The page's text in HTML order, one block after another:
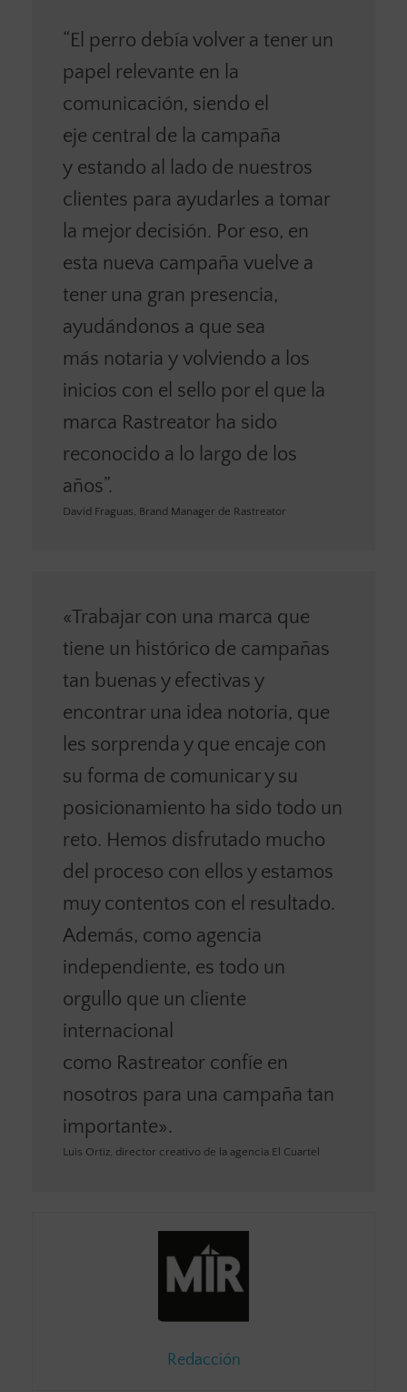
“El perro debía volver a tener un
papel relevante en la
comunicación, siendo el
eje central de la campaña
y estando al lado de nuestros
clientes para ayudarles a tomar
la mejor decisión. Por eso, en
esta nueva campaña vuelve a
tener una gran presencia,
ayudándonos a que sea
más notaria y volviendo a los
inicios con el sello por el que la
marca Rastreator ha sido
reconocido a lo largo de los
años”.
David Fraguas, Brand Manager de Rastreator
«Trabajar con una marca que
tiene un histórico de campañas
tan buenas y efectivas y
encontrar una idea notoria, que
les sorprenda y que encaje con
su forma de comunicar y su
posicionamiento ha sido todo un
reto. Hemos disfrutado mucho
del proceso con ellos y estamos
muy contentos con el resultado.
Además, como agencia
independiente, es todo un
orgullo que un cliente
internacional
como Rastreator confíe en
nosotros para una campaña tan
importante».
Luis Ortiz, director creativo de la agencia El Cuartel
Redacción